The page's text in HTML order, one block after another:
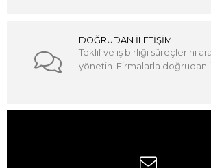
DOĞRUDAN İLETİŞİM
Teklif ve iş birliği süreçlerini
yönetin. Firmalarla doğrudan